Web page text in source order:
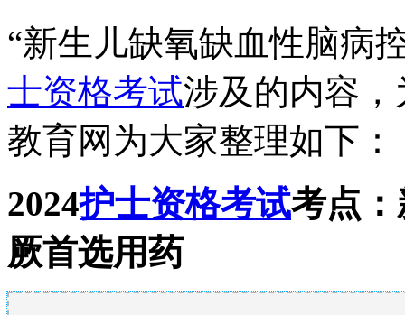
“新生儿缺氧缺血性脑病
士资格考试涉及的内容
教育网为大家整理如下：
2024护士资格考试考点
厥首选用药